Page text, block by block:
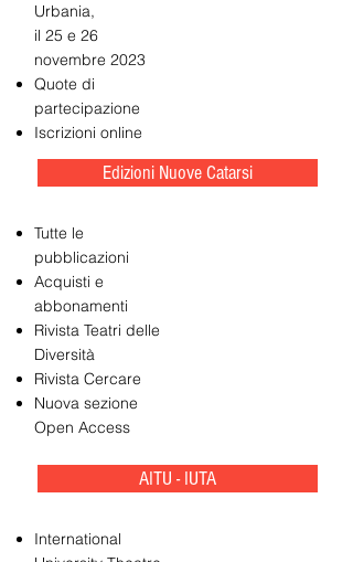
Urbania,
il 25 e 26
novembre 2023
Quote di
partecipazione
Iscrizioni online
Edizioni Nuove Catarsi
Tutte le
pubblicazioni
Acquisti e
abbonamenti
Rivista Teatri delle
Diversità
Rivista Cercare
Nuova sezione
Open Access
AITU - IUTA
International